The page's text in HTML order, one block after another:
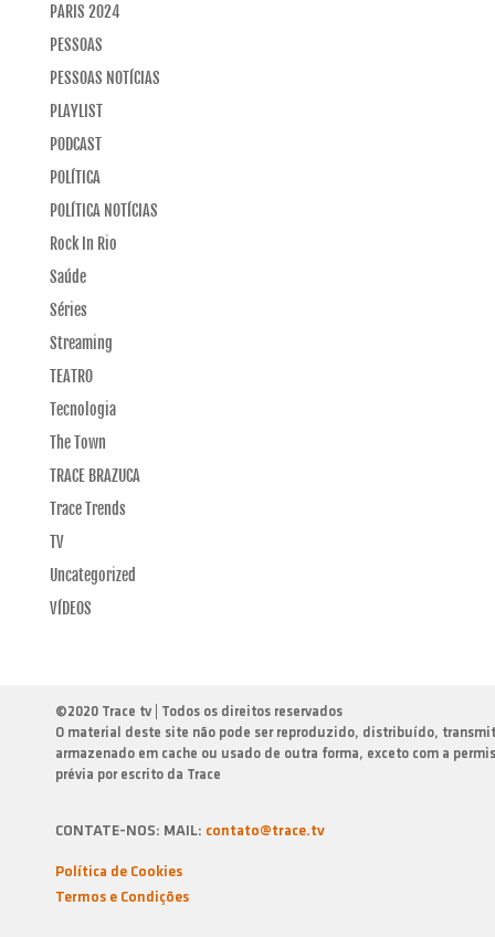
PARIS 2024
PESSOAS
PESSOAS NOTÍCIAS
PLAYLIST
PODCAST
POLÍTICA
POLÍTICA NOTÍCIAS
Rock In Rio
Saúde
Séries
Streaming
TEATRO
Tecnologia
The Town
TRACE BRAZUCA
Trace Trends
TV
Uncategorized
VÍDEOS
©2020 Trace tv | Todos os direitos reservados
O material deste site não pode ser reproduzido, distribuído,
armazenado em cache ou usado de outra forma, exceto com a
prévia por escrito da Trace
CONTATE-NOS: MAIL: contato@trace.tv
Política de Cookies
Termos e Condiçōes